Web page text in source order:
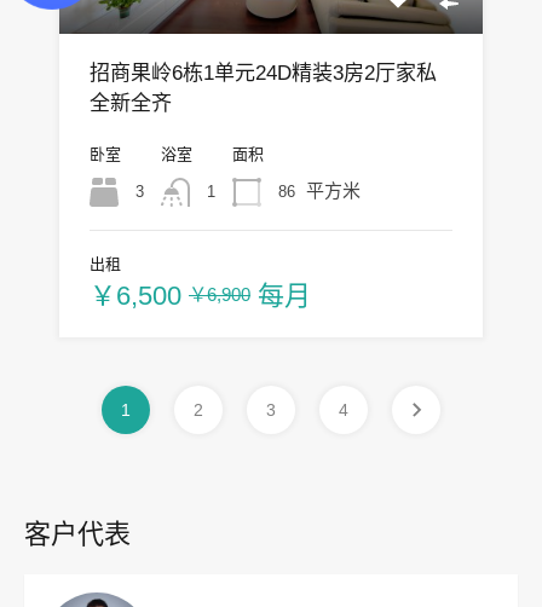
招商果岭6栋1单元24D精装3房2厅家私
全新全齐
卧室
3
浴室
1
面积
86 平方米
出租
￥6,500 ￥6,900 每月
1 2 3 4
客户代表